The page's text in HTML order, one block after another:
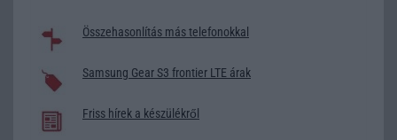
Összehasonlítás más telefonokkal
Samsung Gear S3 frontier LTE árak
Friss hírek a készülékről